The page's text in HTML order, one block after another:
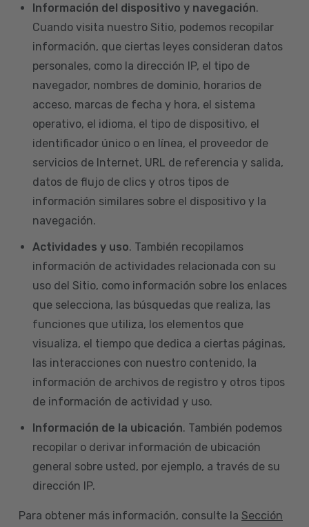
Información del dispositivo y navegación.
Cuando visita nuestro Sitio, podemos recopilar
información, que ciertas leyes consideran datos
personales, como la dirección IP, el tipo de
navegador, nombres de dominio, horarios de
acceso, marcas de fecha y hora, el sistema
operativo, el idioma, el tipo de dispositivo, el
identificador único o en línea, el proveedor de
servicios de Internet, URL de referencia y salida,
datos de flujo de clics y otros tipos de
información similares sobre el dispositivo y la
navegación.
Actividades y uso. También recopilamos
información de actividades relacionada con su
uso del Sitio, como información sobre los enlaces
que selecciona, las búsquedas que realiza, las
funciones que utiliza, los elementos que
visualiza, el tiempo que dedica a ciertas páginas,
las interacciones con nuestro contenido, la
información de archivos de registro y otros tipos
de información de actividad y uso.
Información de la ubicación. También podemos
recopilar o derivar información de ubicación
general sobre usted, por ejemplo, a través de su
dirección IP.
Para obtener más información, consulte la Sección